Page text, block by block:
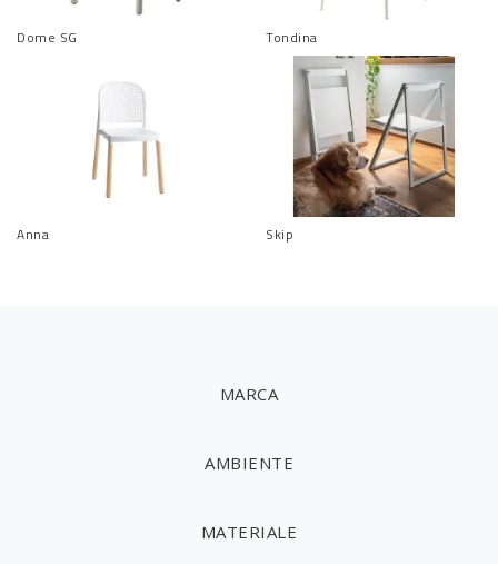
Dome SG Tondina
Anna Skip
MARCA
AMBIENTE
MATERIALE